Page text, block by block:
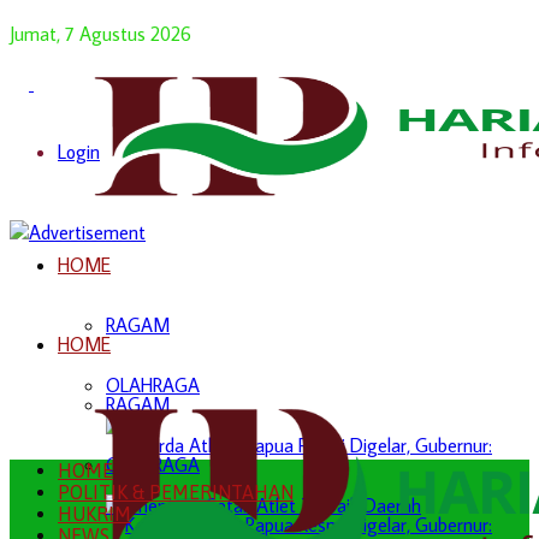
Jumat, 7 Agustus 2026
Login
HOME
RAGAM
OLAHRAGA
HOME
RAGAM
OLAHRAGA
HOME
POLITIK & PEMERINTAHAN
HUKRIM